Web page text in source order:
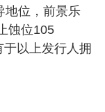
地位，前景乐
蚀位105
以上发行人拥